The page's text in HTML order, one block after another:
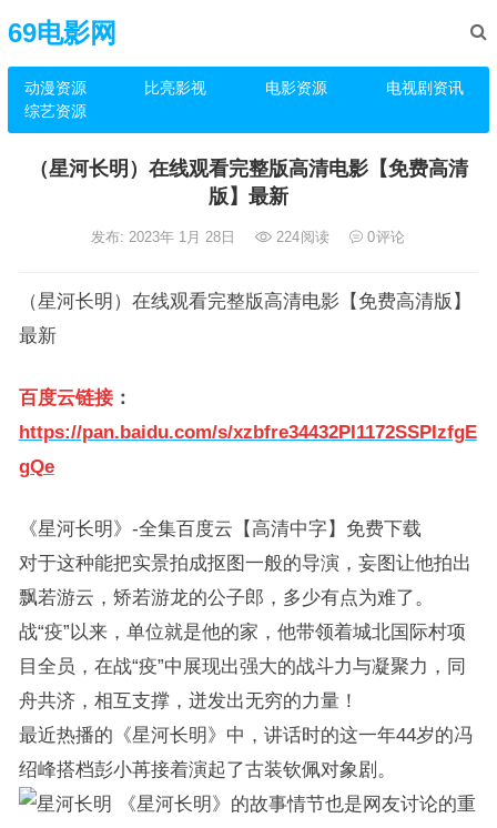
69电影网
动漫资源 比亮影视 电影资源
电视剧资讯
综艺资源
（星河长明）在线观看完整版高清电影【免费高清
版】最新
发布: 2023年 1月 28日 224阅读 0评论
（星河长明）在线观看完整版高清电影【免费高清版】
最新
百度云链接：
https://pan.baidu.com/s/xzbfre34432PI1172SSPIzfgE
gQe
《星河长明》-全集百度云【高清中字】免费下载
对于这种能把实景拍成抠图一般的导演，妄图让他拍出
飘若游云，矫若游龙的公子郎，多少有点为难了。
战“疫”以来，单位就是他的家，他带领着城北国际村项
目全员，在战“疫”中展现出强大的战斗力与凝聚力，同
舟共济，相互支撑，迸发出无穷的力量！
最近热播的《星河长明》中，讲话时的这一年44岁的冯
绍峰搭档彭小苒接着演起了古装钦佩对象剧。
《星河长明》的故事情节也是网友讨论的重